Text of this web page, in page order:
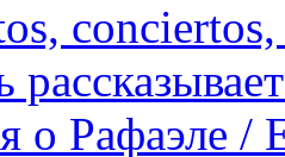
о Рафаэле /